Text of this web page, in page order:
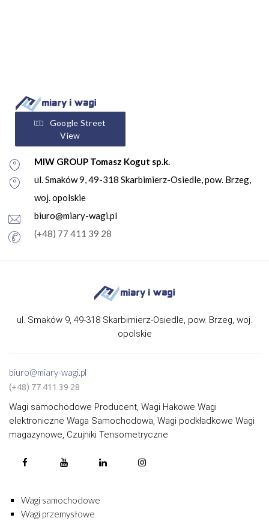
Google Street
View
MIW GROUP Tomasz Kogut sp.k.
ul. Smaków 9, 49-318 Skarbimierz-Osiedle, pow. Brzeg,
woj. opolskie
biuro@miary-wagi.pl
(+48) 77 411 39 28
ul. Smaków 9, 49-318 Skarbimierz-Osiedle, pow. Brzeg, woj.
opolskie
biuro@miary-wagi.pl
(+48) 77 411 39 28
Wagi samochodowe Producent, Wagi Hakowe Wagi
elektroniczne Waga Samochodowa, Wagi podkładkowe Wagi
magazynowe, Czujniki Tensometryczne
Wagi samochodowe
Wagi przemysłowe